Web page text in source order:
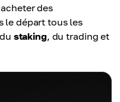
des
le départ tous les
staking, du trading et